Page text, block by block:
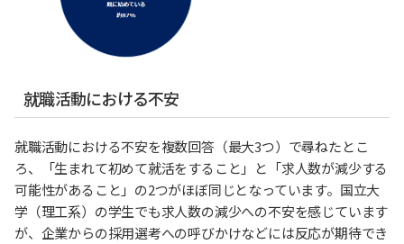
就職活動における不安
就職活動における不安を複数回答（最大3つ）で尋ねたとこ
ろ、「生まれて初めて就活をすること」と「求人数が減少する
可能性があること」の2つがほぼ同じとなっています。国立大
学（理工系）の学生でも求人数の減少への不安を感じています
が、企業からの採用選考への呼びかけなどには反応が期待でき